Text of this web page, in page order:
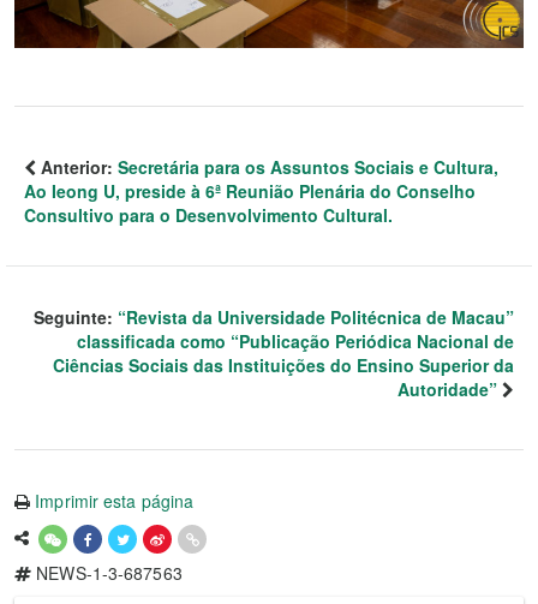
Anterior: Secretária para os Assuntos Sociais e Cultura,
Ao Ieong U, preside à 6ª Reunião Plenária do Conselho
Consultivo para o Desenvolvimento Cultural.
Seguinte: “Revista da Universidade Politécnica de Macau”
classificada como “Publicação Periódica Nacional de
Ciências Sociais das Instituições do Ensino Superior da
Autoridade”
Imprimir esta página
NEWS-1-3-687563